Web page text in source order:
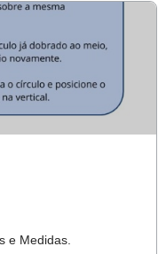
e Medidas.